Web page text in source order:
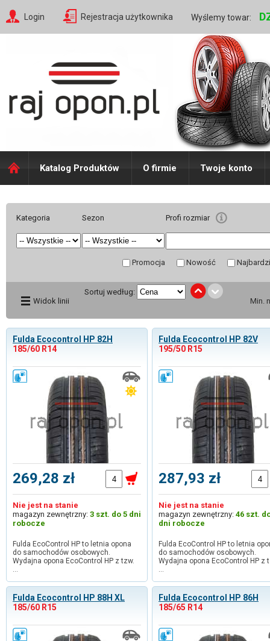
Login Rejestracja użytkownika Wyślemy towar:
Katalog Produktów O firmie Twoje konto
Kategoria Sezon Profi rozmiar
Promocja Nowość
Min.
Widok linii
Sortuj według:
Fulda Ecocontrol HP 82H
185/60 R14
269,28 zł
Nie jest na stanie
magazyn zewnętrzny: 3 szt. do 5 dni
robocze
Fulda EcoControl HP to letnia opona
do samochodów osobowych.
Wydajna opona EcoControl HP z tzw.
…
Fulda Ecocontrol HP 82V
195/50 R15
287,93 zł
Nie jest na stanie
magazyn zewnętrzny: 46 szt.
dni robocze
Fulda EcoControl HP to letnia
do samochodów osobowych.
Wydajna opona EcoControl HP z
…
Fulda Ecocontrol HP 88H XL
185/60 R15
Fulda Ecocontrol HP 86H
185/65 R14